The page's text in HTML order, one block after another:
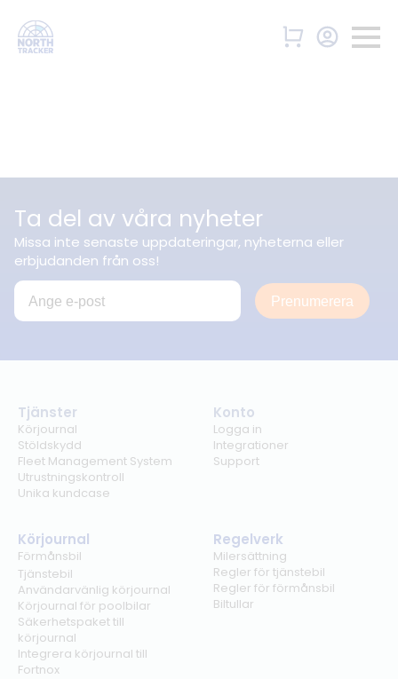
Ta del av våra nyheter
Missa inte senaste uppdateringar, nyheterna eller
erbjudanden från oss!
Prenumerera
Tjänster
Körjournal
Stöldskydd
Fleet Management System
Utrustningskontroll
Unika kundcase
Konto
Logga in
Integrationer
Support
Körjournal
Förmånsbil
Tjänstebil
Användarvänlig körjournal
Körjournal för poolbilar
Säkerhetspaket till
körjournal
Integrera körjournal till
Fortnox
Regelverk
Milersättning
Regler för tjänstebil
Regler för förmånsbil
Biltullar